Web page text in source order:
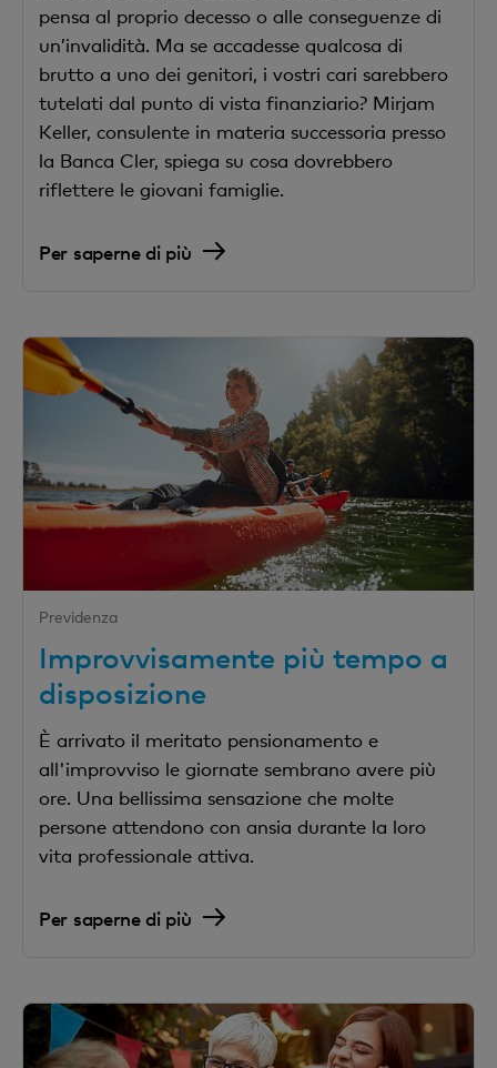
pensa al proprio decesso o alle conseguenze di
un’invalidità. Ma se accadesse qualcosa di
brutto a uno dei genitori, i vostri cari sarebbero
tutelati dal punto di vista finanziario? Mirjam
Keller, consulente in materia successoria presso
la Banca Cler, spiega su cosa dovrebbero
riflettere le giovani famiglie.
Per saperne di più
Previdenza
Improvvisamente più tempo a
disposizione
È arrivato il meritato pensionamento e
all'improvviso le giornate sembrano avere più
ore. Una bellissima sensazione che molte
persone attendono con ansia durante la loro
vita professionale attiva.
Per saperne di più